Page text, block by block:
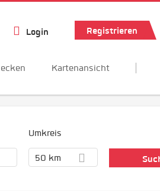
Login Registrieren
Kartenansicht
Umkreis
50 km